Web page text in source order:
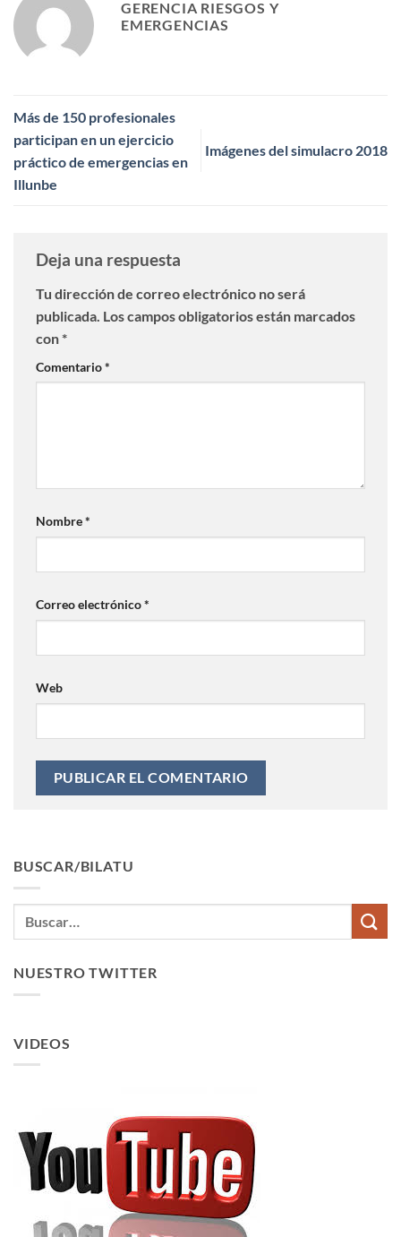
GERENCIA RIESGOS Y
EMERGENCIAS
Más de 150 profesionales
participan en un ejercicio
práctico de emergencias en
Illunbe
Imágenes del simulacro 2018
Deja una respuesta
Tu dirección de correo electrónico no será
publicada. Los campos obligatorios están marcados
con*
Comentario*
Nombre*
Correo electrónico*
Web
BUSCAR/BILATU
NUESTRO TWITTER
VIDEOS